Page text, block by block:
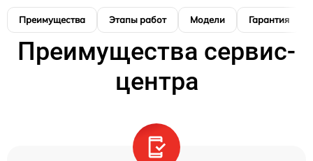
Преимущества Этапы работ Модели Гарантия
Преимущества сервис-
центра